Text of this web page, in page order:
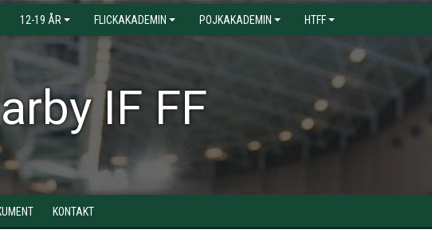
12-19 ÅR FLICKAKADEMIN POJKAKADEMIN HTFF
IF FF
KONTAKT